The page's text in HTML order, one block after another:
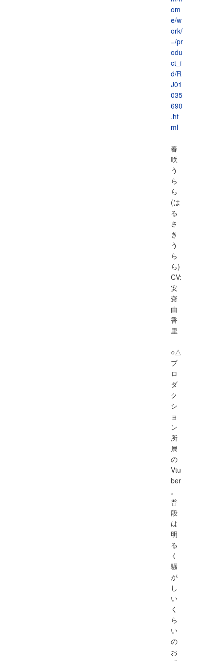
om
e/w
ork/
=/pr
odu
ct_i
d/R
J01
035
690
.ht
ml
春
咲
う
ら
ら
(は
る
さ
き
う
ら
ら)
CV:
安
齋
由
香
里
○△
プ
ロ
ダ
ク
シ
ョ
ン
所
属
の
Vtu
ber
。
普
段
は
明
る
く
騒
が
し
い
く
ら
い
の
お